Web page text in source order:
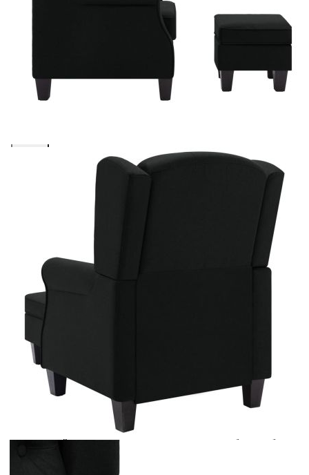
Фотьойл с табуретка за крака, черен, текстил
Цена на продукта:
Extraction of information from credit institutions
Предоставената таблица е с информационна цел.
Acest tabel are caracter informativ. Adăugați produsul în
coșul de cumpărături unde veți putea selecta detaliile
cererii de creditare.
Предоставената таблица е с информационна цел.
Добавете продукта в количката си с бутона "Добави в
количката" и при поръчка ще можете да изберете броя
вноски на кредита.
Предоставената таблица е с информационна цел.
Добавете продукта в количката си с бутона "Добави в
количката" и при поръчка ще можете да изберете броя
Предоставената таблица е с информационна цел.
Добавете продукта в количката си с бутона "Добави в
количката" и при поръчка ще можете да изберете броя
вноски на кредита.
Предоставената таблица е с информационна цел.
Добавете продукта в количката си с бутона "Добави в
количката" и при поръчка ще можете да изберете броя